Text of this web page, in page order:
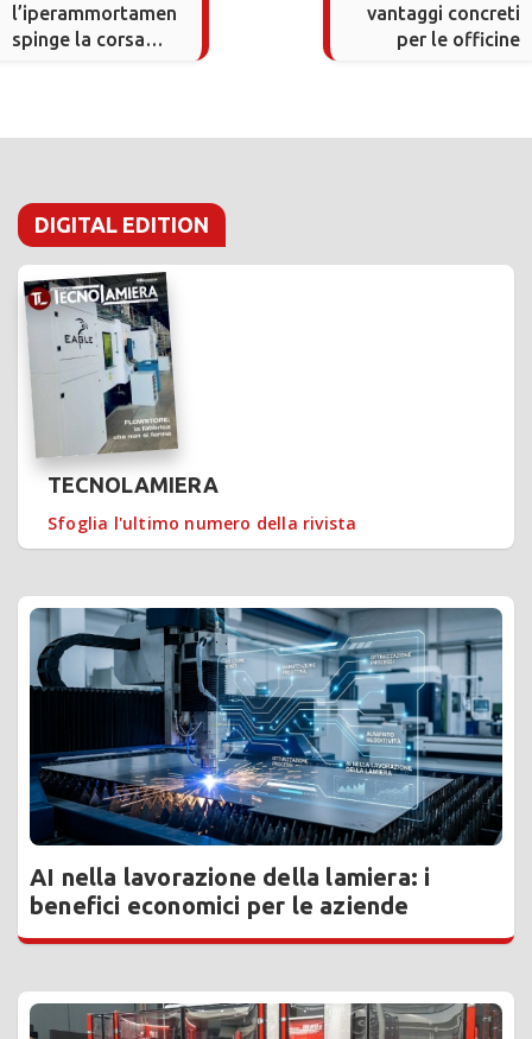
l’iperammortamento
spinge la corsa
vantaggi concreti
per le officine
DIGITAL EDITION
TECNOLAMIERA
Sfoglia l'ultimo numero della rivista
AI nella lavorazione della lamiera: i
benefici economici per le aziende